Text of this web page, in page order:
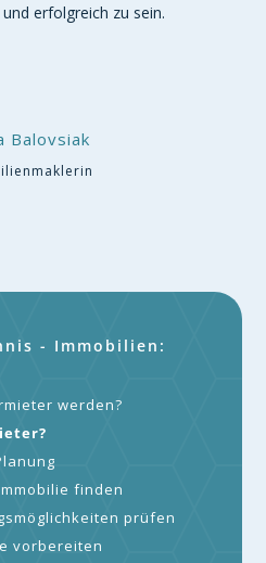
erfolgreich zu sein.
Balovsiak
- Immobilien:
werden?
finden
prüfen
vorbereiten